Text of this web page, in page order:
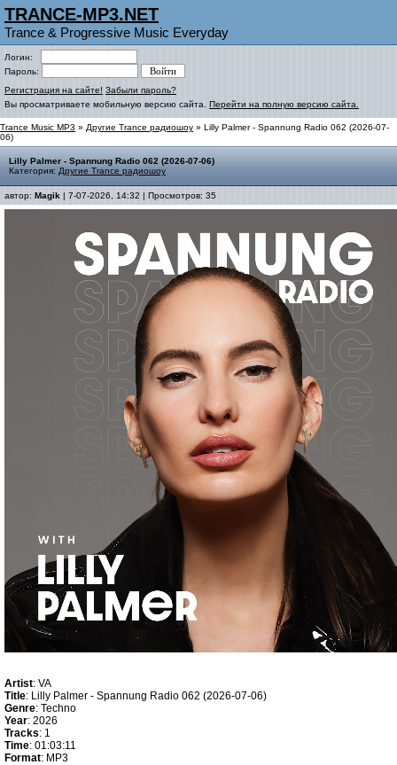
TRANCE-MP3.NET
Trance & Progressive Music Everyday
Логин:
Пароль:
Регистрация на сайте! Забыли пароль?
Вы просматриваете мобильную версию сайта. Перейти на полную версию сайта.
Trance Music MP3 » Другие Trance радиошоу » Lilly Palmer - Spannung Radio 062 (2026-07-
06)
Lilly Palmer - Spannung Radio 062 (2026-07-06)
Категория: Другие Trance радиошоу
автор: Magik | 7-07-2026, 14:32 | Просмотров: 35
Artist: VA
Title: Lilly Palmer - Spannung Radio 062 (2026-07-06)
Genre: Techno
Year: 2026
Tracks: 1
Time: 01:03:11
Format: MP3